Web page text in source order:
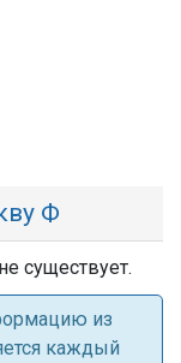
Ф
существует.
из
каждый